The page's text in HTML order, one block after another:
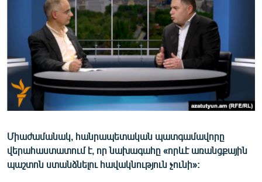
ՄԻՋԱԶԳԱՅԻՆ
ՄՇԱԿՈՒՅԹ
ՍՊՈՐՏ
ՄԵԿՆԱԲԱՆՈՒԹՅՈՒՆ
ՏՏ ԵՒ ԻՆՏԵՐՆԵՏ
ԿՈՐՈՆԱՎԻՐՈՒՍ
ԱՐԽԻՎ
ՏԵՍԱՆՅՈՒԹԵՐ
Միաժամանակ, հանրապետական պատգամավորը
վերահաստատում է, որ նախագահը «որևէ առանցքային
պաշտոն ստանձնելու հավակնություն չունի»: